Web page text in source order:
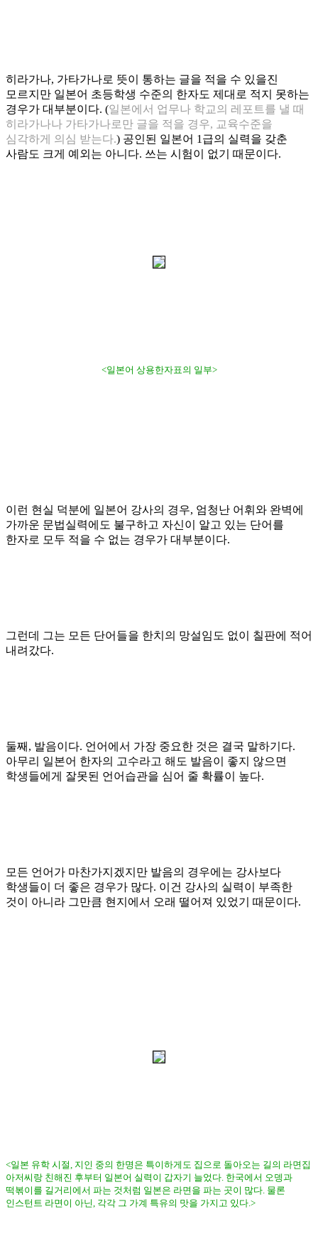
히라가나, 가타가나로 뜻이 통하는 글을 적을 수 있을진
모르지만 일본어 초등학생 수준의 한자도 제대로 적지 못하는
경우가 대부분이다. (일본에서 업무나 학교의 레포트를 낼 때
히라가나나 가타가나로만 글을 적을 경우, 교육수준을
심각하게 의심 받는다.) 공인된 일본어 1 급의 실력을 갖춘
사람도 크게 예외는 아니다. 쓰는 시험이 없기 때문이다.
<일본어 상용한자표의 일부>
이런 현실 덕분에 일본어 강사의 경우, 엄청난 어휘와 완벽에
가까운 문법실력에도 불구하고 자신이 알고 있는 단어를
한자로 모두 적을 수 없는 경우가 대부분이다.
그런데 그는 모든 단어들을 한치의 망설임도 없이 칠판에 적어
내려갔다.
둘째 , 발음이다. 언어에서 가장 중요한 것은 결국 말하기다.
아무리 일본어 한자의 고수라고 해도 발음이 좋지 않으면
학생들에게 잘못된 언어습관을 심어 줄 확률이 높다.
모든 언어가 마찬가지겠지만 발음의 경우에는 강사보다
학생들이 더 좋은 경우가 많다. 이건 강사의 실력이 부족한
것이 아니라 그만큼 현지에서 오래 떨어져 있었기 때문이다.
<일본 유학 시절, 지인 중의 한명은 특이하게도 집으로 돌아오는 길의 라면집
아저씨랑 친해진 후부터 일본어 실력이 갑자기 늘었다. 한국에서 오뎅과
떡볶이를 길거리에서 파는 것처럼 일본은 라면을 파는 곳이 많다. 물론
인스턴트 라면이 아닌, 각각 그 가계 특유의 맛을 가지고 있다.>